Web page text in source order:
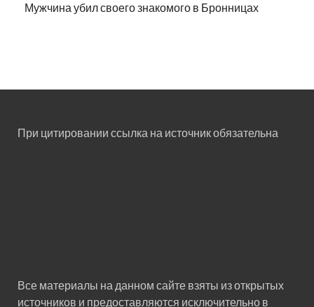
Мужчина убил своего знакомого в Бронницах
При цитировании ссылка на источник обязательна
Все материалы на данном сайте взяты из открытых
источников и предоставляются исключительно в